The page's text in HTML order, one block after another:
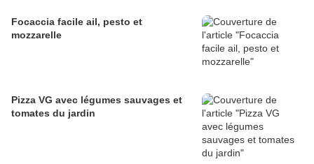
Focaccia facile ail, pesto et
mozzarelle
Pizza VG avec légumes sauvages et
tomates du jardin